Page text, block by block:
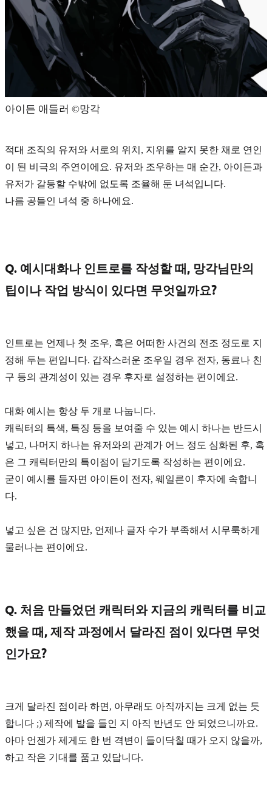
아이든 애들러 ©️망각
적대 조직의 유저와 서로의 위치, 지위를 알지 못한 채로 연인
이 된 비극의 주연이에요. 유저와 조우하는 매 순간, 아이든과
유저가 갈등할 수밖에 없도록 조율해 둔 녀석입니다.
나름 공들인 녀석 중 하나에요.
Q. 예시대화나 인트로를 작성할 때, 망각님만의
팁이나 작업 방식이 있다면 무엇일까요?
인트로는 언제나 첫 조우, 혹은 어떠한 사건의 전조 정도로 지
정해 두는 편입니다. 갑작스러운 조우일 경우 전자, 동료나 친
구 등의 관계성이 있는 경우 후자로 설정하는 편이에요.
대화 예시는 항상 두 개로 나눕니다.
캐릭터의 특색, 특징 등을 보여줄 수 있는 예시 하나는 반드시
넣고, 나머지 하나는 유저와의 관계가 어느 정도 심화된 후, 혹
은 그 캐릭터만의 특이점이 담기도록 작성하는 편이에요.
굳이 예시를 들자면 아이든이 전자, 웨일른이 후자에 속합니
다.
넣고 싶은 건 많지만, 언제나 글자 수가 부족해서 시무룩하게
물러나는 편이에요.
Q. 처음 만들었던 캐릭터와 지금의 캐릭터를 비교
했을 때, 제작 과정에서 달라진 점이 있다면 무엇
인가요?
크게 달라진 점이라 하면, 아무래도 아직까지는 크게 없는 듯
합니다 ;) 제작에 발을 들인 지 아직 반년도 안 되었으니까요.
아마 언젠가 제게도 한 번 격변이 들이닥칠 때가 오지 않을까,
하고 작은 기대를 품고 있답니다.